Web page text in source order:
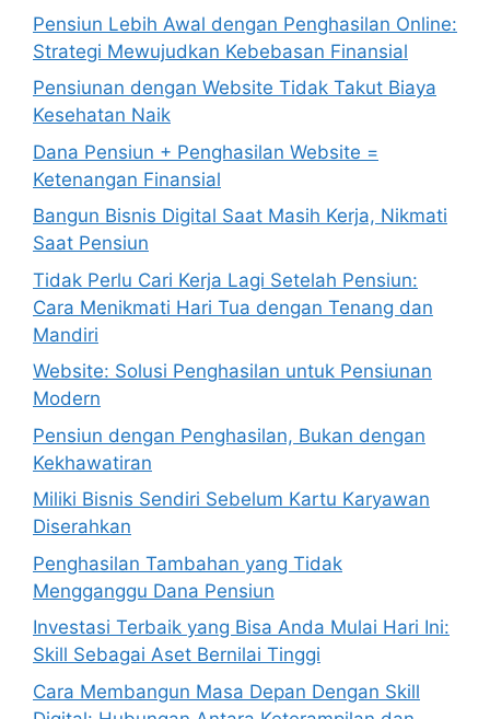
Pensiun Lebih Awal dengan Penghasilan Online:
Strategi Mewujudkan Kebebasan Finansial
Pensiunan dengan Website Tidak Takut Biaya
Kesehatan Naik
Dana Pensiun + Penghasilan Website =
Ketenangan Finansial
Bangun Bisnis Digital Saat Masih Kerja, Nikmati
Saat Pensiun
Tidak Perlu Cari Kerja Lagi Setelah Pensiun:
Cara Menikmati Hari Tua dengan Tenang dan
Mandiri
Website: Solusi Penghasilan untuk Pensiunan
Modern
Pensiun dengan Penghasilan, Bukan dengan
Kekhawatiran
Miliki Bisnis Sendiri Sebelum Kartu Karyawan
Diserahkan
Penghasilan Tambahan yang Tidak
Mengganggu Dana Pensiun
Investasi Terbaik yang Bisa Anda Mulai Hari Ini:
Skill Sebagai Aset Bernilai Tinggi
Cara Membangun Masa Depan Dengan Skill